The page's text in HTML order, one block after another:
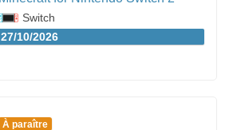
Switch
27/10/2026
À paraître